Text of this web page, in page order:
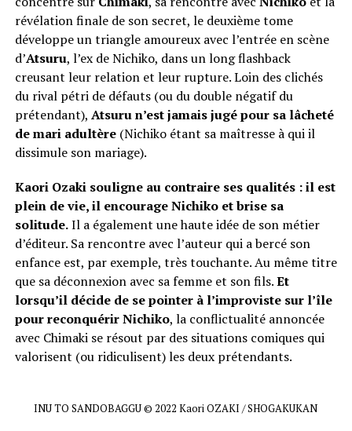
révélation finale de son secret, le deuxième tome
développe un triangle amoureux avec l’entrée en scène
d’Atsuru, l’ex de Nichiko, dans un long flashback
creusant leur relation et leur rupture. Loin des clichés
du rival pétri de défauts (ou du double négatif du
prétendant), Atsuru n’est jamais jugé pour sa lâcheté
de mari adultère(Nichiko étant sa maîtresse à qui il
dissimule son mariage).
Kaori Ozaki souligne au contraire ses qualités : il est
plein de vie, il encourage Nichiko et brise sa
solitude.Il a également une haute idée de son métier
d’éditeur. Sa rencontre avec l’auteur qui a bercé son
enfance est, par exemple, très touchante. Au même titre
que sa déconnexion avec sa femme et son fils.Et
lorsqu’il décide de se pointer à l’improviste sur l’île
pour reconquérir Nichiko, la conflictualité annoncée
avec Chimaki se résout par des situations comiques qui
valorisent (ou ridiculisent) les deux prétendants.
INU TO SANDOBAGGU © 2022 Kaori OZAKI / SHOGAKUKAN